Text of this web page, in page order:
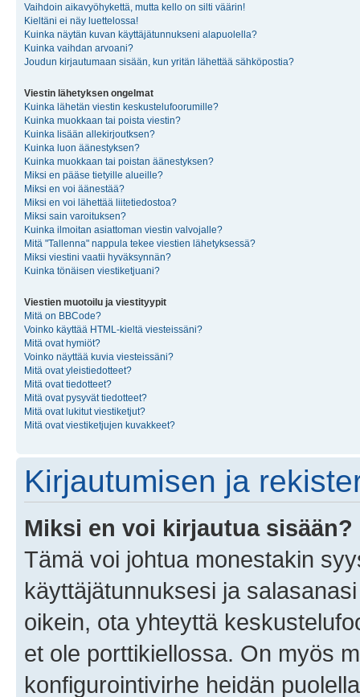
Vaihdoin aikavyöhykettä, mutta kello on silti väärin!
Kieltäni ei näy luettelossa!
Kuinka näytän kuvan käyttäjätunnukseni alapuolella?
Kuinka vaihdan arvoani?
Joudun kirjautumaan sisään, kun yritän lähettää sähköpostia?
Viestin lähetyksen ongelmat
Kuinka lähetän viestin keskustelufoorumille?
Kuinka muokkaan tai poista viestin?
Kuinka lisään allekirjoutksen?
Kuinka luon äänestyksen?
Kuinka muokkaan tai poistan äänestyksen?
Miksi en pääse tietyille alueille?
Miksi en voi äänestää?
Miksi en voi lähettää liitetiedostoa?
Miksi sain varoituksen?
Kuinka ilmoitan asiattoman viestin valvojalle?
Mitä "Tallenna" nappula tekee viestien lähetyksessä?
Miksi viestini vaatii hyväksynnän?
Kuinka tönäisen viestiketjuani?
Viestien muotoilu ja viestityypit
Mitä on BBCode?
Voinko käyttää HTML-kieltä viesteissäni?
Mitä ovat hymiöt?
Voinko näyttää kuvia viesteissäni?
Mitä ovat yleistiedotteet?
Mitä ovat tiedotteet?
Mitä ovat pysyvät tiedotteet?
Mitä ovat lukitut viestiketjut?
Mitä ovat viestiketjujen kuvakkeet?
Kirjautumisen ja
Miksi en voi kirjautua sisään?
Tämä voi johtua monestakin
käyttäjätunnuksesi ja
oikein, ota yhteyttä
et ole porttikiellossa. On myös
konfigurointivirhe heidän